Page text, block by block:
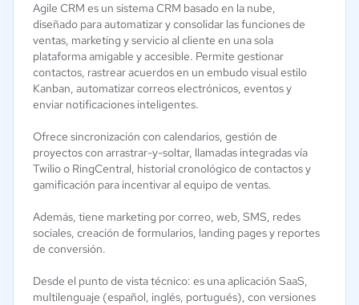
Agile CRM es un sistema CRM basado en la nube,
diseñado para automatizar y consolidar las funciones de
ventas, marketing y servicio al cliente en una sola
plataforma amigable y accesible. Permite gestionar
contactos, rastrear acuerdos en un embudo visual estilo
Kanban, automatizar correos electrónicos, eventos y
enviar notificaciones inteligentes.
Ofrece sincronización con calendarios, gestión de
proyectos con arrastrar-y-soltar, llamadas integradas vía
Twilio o RingCentral, historial cronológico de contactos y
gamificación para incentivar al equipo de ventas.
Además, tiene marketing por correo, web, SMS, redes
sociales, creación de formularios, landing pages y reportes
de conversión.
Desde el punto de vista técnico: es una aplicación SaaS,
multilenguaje (español, inglés, portugués), con versiones